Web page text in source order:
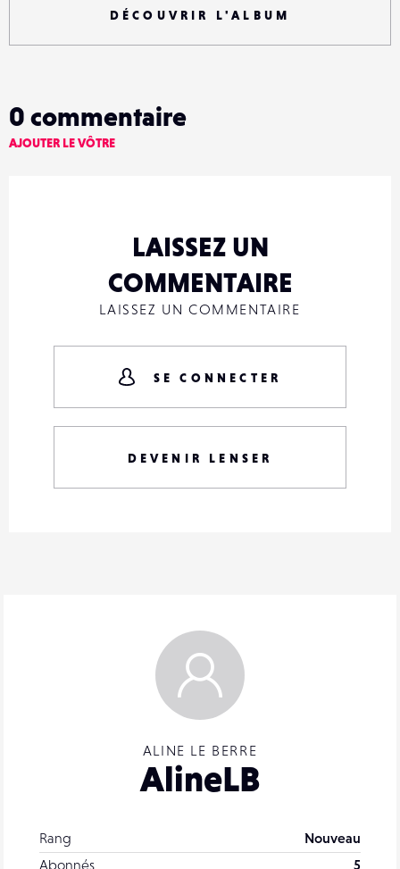
DÉCOUVRIR L'ALBUM
ALINE LE BERRE
AlineLB
Rang
Nouveau
Abonnés
5
0 commentaire
AJOUTER LE VÔTRE
LAISSEZ UN
COMMENTAIRE
LAISSEZ UN COMMENTAIRE
SE CONNECTER
DEVENIR LENSER